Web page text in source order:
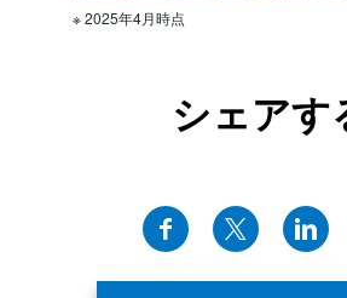
※ 2025年4月時点
シェアす